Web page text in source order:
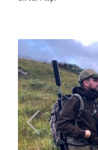
Previous